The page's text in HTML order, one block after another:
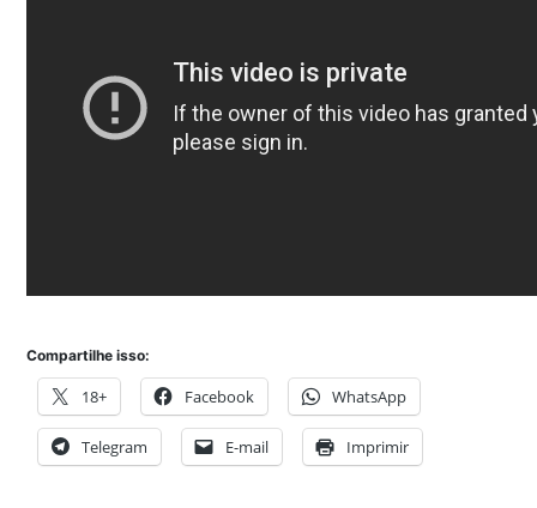
Compartilhe isso:
18+ Facebook WhatsApp
Telegram E-mail Imprimir